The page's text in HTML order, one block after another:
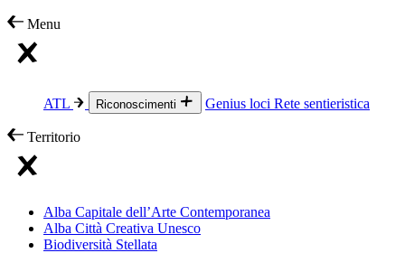
Menu
ATL Riconoscimenti Genius loci Rete sentieristica
Territorio
Alba Capitale dell’Arte Contemporanea
Alba Città Creativa Unesco
Biodiversità Stellata